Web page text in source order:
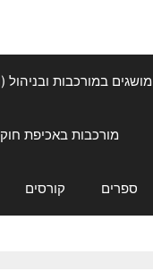
מושגים במורכבות ובניהול (WIKI)
מורכבות באכיפת חוק
ספרים קורסים